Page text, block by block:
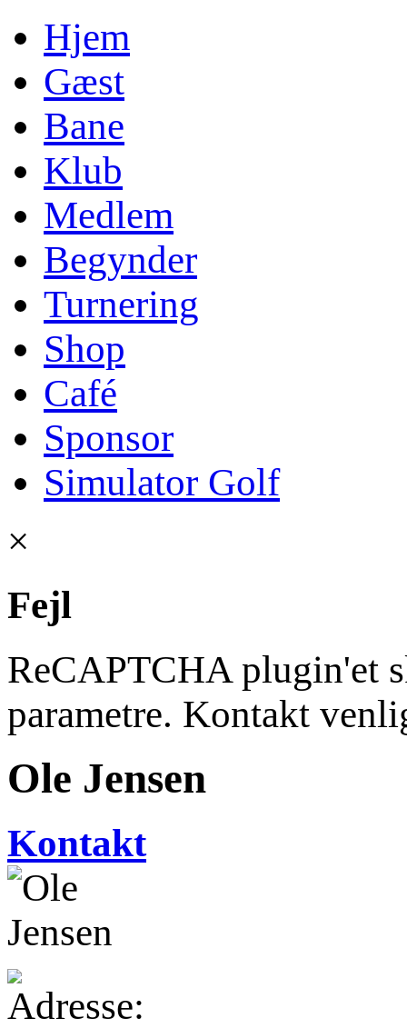
Hjem
Gæst
Bane
Klub
Medlem
Begynder
Turnering
Shop
Café
Sponsor
Simulator Golf
×
Fejl
ReCAPTCHA plugin'et
parametre. Kontakt
Ole Jensen
Kontakt